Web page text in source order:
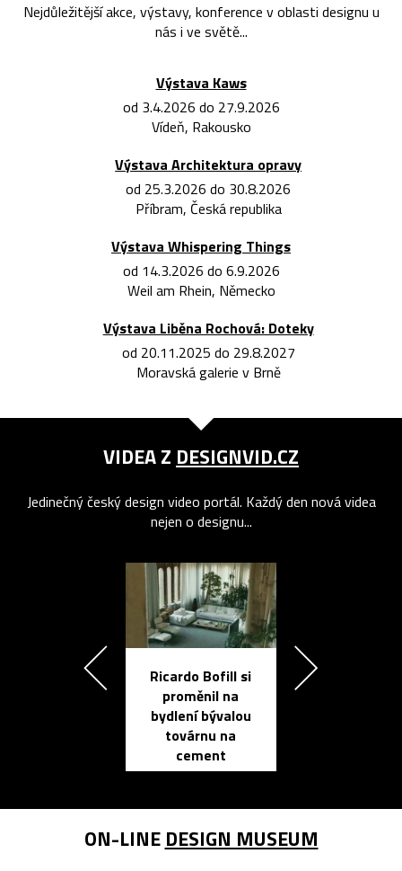
Nejdůležitější akce, výstavy, konference v oblasti designu u
nás i ve světě...
Výstava Kaws
od 3.4.2026 do 27.9.2026
Vídeň, Rakousko
Výstava Architektura opravy
od 25.3.2026 do 30.8.2026
Příbram, Česká republika
Výstava Whispering Things
od 14.3.2026 do 6.9.2026
Weil am Rhein, Německo
Výstava Liběna Rochová: Doteky
od 20.11.2025 do 29.8.2027
Moravská galerie v Brně
VIDEA Z DESIGNVID.CZ
Jedinečný český design video portál. Každý den nová videa
nejen o designu...
Ricardo Bofill si
proměnil na
bydlení bývalou
továrnu na
cement
ON-LINE DESIGN MUSEUM